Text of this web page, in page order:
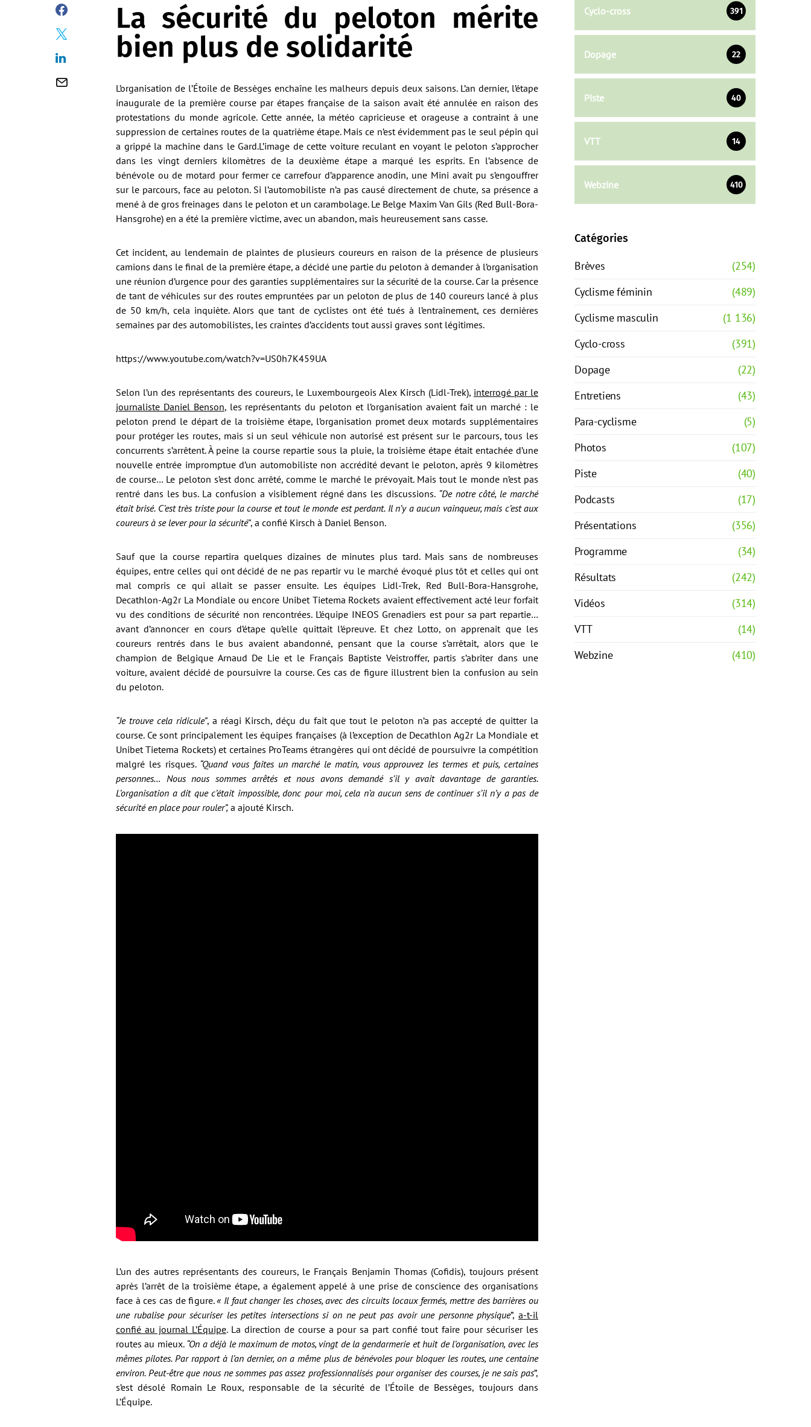
La sécurité du peloton mérite
bien plus de solidarité
L’organisation de l’Étoile de Bessèges enchaîne les malheurs depuis deux saisons. L’an dernier, l’étape
inaugurale de la première course par étapes française de la saison avait été annulée en raison des
protestations du monde agricole. Cette année, la météo capricieuse et orageuse a contraint à une
suppression de certaines routes de la quatrième étape. Mais ce n’est évidemment pas le seul pépin qui
a grippé la machine dans le Gard.L’image de cette voiture reculant en voyant le peloton s’approcher
dans les vingt derniers kilomètres de la deuxième étape a marqué les esprits. En l’absence de
bénévole ou de motard pour fermer ce carrefour d’apparence anodin, une Mini avait pu s’engouffrer
sur le parcours, face au peloton. Si l’automobiliste n’a pas causé directement de chute, sa présence a
mené à de gros freinages dans le peloton et un carambolage. Le Belge Maxim Van Gils (Red Bull-Bora-
Hansgrohe) en a été la première victime, avec un abandon, mais heureusement sans casse.
Cet incident, au lendemain de plaintes de plusieurs coureurs en raison de la présence de plusieurs
camions dans le final de la première étape, a décidé une partie du peloton à demander à l’organisation
une réunion d’urgence pour des garanties supplémentaires sur la sécurité de la course. Car la présence
de tant de véhicules sur des routes empruntées par un peloton de plus de 140 coureurs lancé à plus
de 50 km/h, cela inquiète. Alors que tant de cyclistes ont été tués à l’entraînement, ces dernières
semaines par des automobilistes, les craintes d’accidents tout aussi graves sont légitimes.
https://www.youtube.com/watch?v=US0h7K459UA
Selon l’un des représentants des coureurs, le Luxembourgeois Alex Kirsch (Lidl-Trek), interrogé par le
journaliste Daniel Benson, les représentants du peloton et l’organisation avaient fait un marché : le
peloton prend le départ de la troisième étape, l’organisation promet deux motards supplémentaires
pour protéger les routes, mais si un seul véhicule non autorisé est présent sur le parcours, tous les
concurrents s’arrêtent. À peine la course repartie sous la pluie, la troisième étape était entachée d’une
nouvelle entrée impromptue d’un automobiliste non accrédité devant le peloton, après 9 kilomètres
de course… Le peloton s’est donc arrêté, comme le marché le prévoyait. Mais tout le monde n’est pas
rentré dans les bus. La confusion a visiblement régné dans les discussions.“De notre côté, le marché
était brisé. C’est très triste pour la course et tout le monde est perdant. Il n’y a aucun vainqueur, mais c’est aux
coureurs à se lever pour la sécurité”, a confié Kirsch à Daniel Benson.
Sauf que la course repartira quelques dizaines de minutes plus tard. Mais sans de nombreuses
équipes, entre celles qui ont décidé de ne pas repartir vu le marché évoqué plus tôt et celles qui ont
mal compris ce qui allait se passer ensuite. Les équipes Lidl-Trek, Red Bull-Bora-Hansgrohe,
Decathlon-Ag2r La Mondiale ou encore Unibet Tietema Rockets avaient effectivement acté leur forfait
vu des conditions de sécurité non rencontrées. L’équipe INEOS Grenadiers est pour sa part repartie…
avant d’annoncer en cours d’étape qu’elle quittait l’épreuve. Et chez Lotto, on apprenait que les
coureurs rentrés dans le bus avaient abandonné, pensant que la course s’arrêtait, alors que le
champion de Belgique Arnaud De Lie et le Français Baptiste Veistroffer, partis s’abriter dans une
voiture, avaient décidé de poursuivre la course. Ces cas de figure illustrent bien la confusion au sein
du peloton.
“Je trouve cela ridicule”, a réagi Kirsch, déçu du fait que tout le peloton n’a pas accepté de quitter la
course. Ce sont principalement les équipes françaises (à l’exception de Decathlon Ag2r La Mondiale et
Unibet Tietema Rockets) et certaines ProTeams étrangères qui ont décidé de poursuivre la compétition
malgré les risques. “Quand vous faites un marché le matin, vous approuvez les termes et puis, certaines
personnes… Nous nous sommes arrêtés et nous avons demandé s’il y avait davantage de garanties.
L’organisation a dit que c’était impossible, donc pour moi, cela n’a aucun sens de continuer s’il n’y a pas de
sécurité en place pour rouler”, a ajouté Kirsch.
L’un des autres représentants des coureurs, le Français Benjamin Thomas (Cofidis), toujours présent
après l’arrêt de la troisième étape, a également appelé à une prise de conscience des organisations
face à ces cas de figure.« Il faut changer les choses, avec des circuits locaux fermés, mettre des barrières ou
une rubalise pour sécuriser les petites intersections si on ne peut pas avoir une personne physique”, a-t-il
confié au journal L’Équipe. La direction de course a pour sa part confié tout faire pour sécuriser les
routes au mieux. “On a déjà le maximum de motos, vingt de la gendarmerie et huit de l’organisation, avec les
mêmes pilotes. Par rapport à l’an dernier, on a même plus de bénévoles pour bloquer les routes, une centaine
environ. Peut-être que nous ne sommes pas assez professionnalisés pour organiser des courses, je ne sais pas”,
s’est désolé Romain Le Roux, responsable de la sécurité de l’Étoile de Bessèges, toujours dans
L’Équipe.
Cyclo-cross 391
Dopage 22
Piste 40
VTT 14
Webzine 410
Catégories
Brèves
(254)
Cyclisme féminin
(489)
Cyclisme masculin
(1 136)
Cyclo-cross
(391)
Dopage
(22)
Entretiens
(43)
Para-cyclisme
(5)
Photos
(107)
Piste
(40)
Podcasts
(17)
Présentations
(356)
Programme
(34)
Résultats
(242)
Vidéos
(314)
VTT
(14)
Webzine
(410)